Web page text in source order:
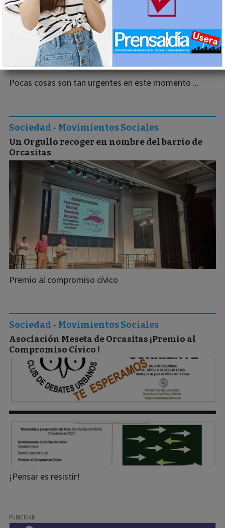
Pocas cosas son tan urgentes en este momento ...
Un Orgullo recoger en nombre del barrio de
Orcasitas
Sociedad - Movimientos Sociales
Premio al compromiso cívico
Asociación Meseta de Orcasitas ¡Premio al
Compromiso Cívico !
Sociedad - Movimientos Sociales
¡Pensar es resistir!